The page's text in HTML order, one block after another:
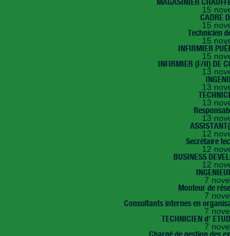
15
CADRE
15
Technicien
15
INFIRMIER
15
INFIRMIER (F/H) DE
13
13
13
13
12
Secrétaire
12
BUSINESS
12
7
Monteur de
7
Consultants internes en
7
TECHNICIEN d’
7